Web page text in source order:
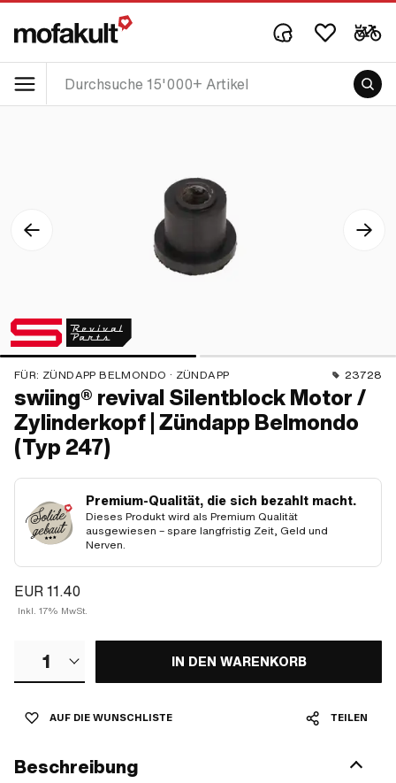
FÜR: ZÜNDAPP BELMONDO · ZÜNDAPP 23728
swiing® revival Silentblock Motor /
Zylinderkopf | Zündapp Belmondo
(Typ 247)
Premium-Qualität, die sich bezahlt macht.
Dieses Produkt wird als Premium Qualität
ausgewiesen – spare langfristig Zeit, Geld und
Nerven.
EUR 11.40
Inkl. 17% MwSt.
1 IN DEN WARENKORB
AUF DIE WUNSCHLISTE TEILEN
Beschreibung